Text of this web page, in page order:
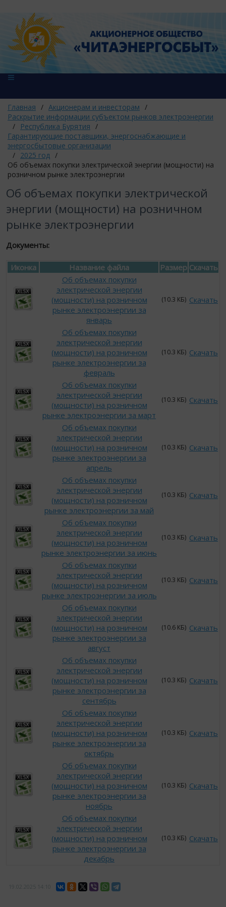
Главная / Акционерам и инвесторам /
Раскрытие информации субъектом рынков электроэнергии
/
Республика Бурятия /
Гарантирующие поставщики, энергоснабжающие и
энергосбытовые организации
/ 2025 год /
Об объемах покупки электрической энергии (мощности) на
розничном рынке электроэнергии
Об объемах покупки электрической
энергии (мощности) на розничном
рынке электроэнергии
Документы:
Иконка Название файла Размер Скачать
Об объемах покупки
электрической энергии
(мощности) на розничном
рынке электроэнергии за
январь
(10.3 КБ) Скачать
Об объемах покупки
электрической энергии
(мощности) на розничном
рынке электроэнергии за
февраль
(10.3 КБ) Скачать
Об объемах покупки
электрической энергии
(мощности) на розничном
рынке электроэнергии за март
(10.3 КБ) Скачать
Об объемах покупки
электрической энергии
(мощности) на розничном
рынке электроэнергии за
апрель
(10.3 КБ) Скачать
Об объемах покупки
электрической энергии
(мощности) на розничном
рынке электроэнергии за май
(10.3 КБ) Скачать
Об объемах покупки
электрической энергии
(мощности) на розничном
рынке электроэнергии за июнь
(10.3 КБ) Скачать
Об объемах покупки
электрической энергии
(мощности) на розничном
рынке электроэнергии за июль
(10.3 КБ) Скачать
Об объемах покупки
электрической энергии
(мощности) на розничном
рынке электроэнергии за
август
(10.6 КБ) Скачать
Об объемах покупки
электрической энергии
(мощности) на розничном
рынке электроэнергии за
сентябрь
(10.3 КБ) Скачать
Об объемах покупки
электрической энергии
(мощности) на розничном
рынке электроэнергии за
октябрь
(10.3 КБ) Скачать
Об объемах покупки
электрической энергии
(мощности) на розничном
рынке электроэнергии за
ноябрь
(10.3 КБ) Скачать
Об объемах покупки
электрической энергии
(мощности) на розничном
рынке электроэнергии за
декабрь
(10.3 КБ) Скачать